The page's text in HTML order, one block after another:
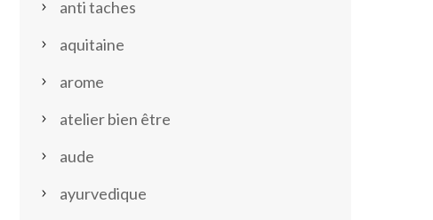
anti taches
aquitaine
arome
atelier bien être
aude
ayurvedique